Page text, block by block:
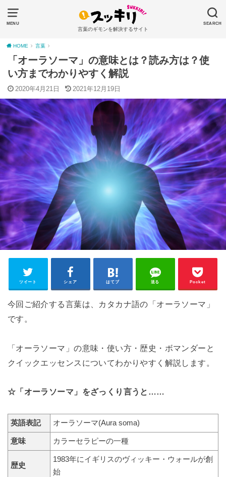
MENU SEARCH
言葉のギモンを解決するサイト
HOME 言葉
「オーラソーマ」の意味とは？読み方は？使
い方までわかりやすく解説
2020年4月21日 2021年12月19日
ツイート シェア はてブ 送る Pocket
今回ご紹介する言葉は、カタカナ語の「オーラソーマ」
です。
「オーラソーマ」の意味・使い方・歴史・ボマンダーと
クイックエッセンスについてわかりやすく解説します。
☆「オーラソーマ」をざっくり言うと……
英語表記 オーラソーマ(Aura soma)
意味 カラーセラピーの一種
歴史
1983年にイギリスのヴィッキー・ウォールが創
始